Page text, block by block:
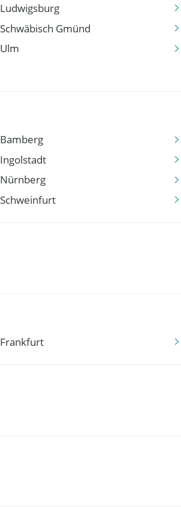
Ludwigsburg
Schwäbisch Gmünd
Ulm
Bamberg
Ingolstadt
Nürnberg
Schweinfurt
Frankfurt